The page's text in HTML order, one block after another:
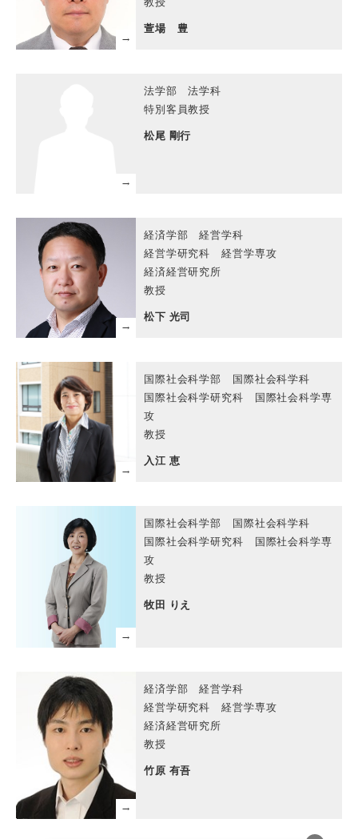
萱場 豊
法学部 法学科
特別客員教授
松尾 剛行
経済学部 経営学科
経営学研究科 経営学専攻
経済経営研究所
教授
松下 光司
国際社会科学部 国際社会科学科
国際社会科学研究科 国際社会科学専
攻
教授
入江 恵
国際社会科学部 国際社会科学科
国際社会科学研究科 国際社会科学専
攻
教授
牧田 りえ
経済学部 経営学科
経営学研究科 経営学専攻
経済経営研究所
教授
竹原 有吾